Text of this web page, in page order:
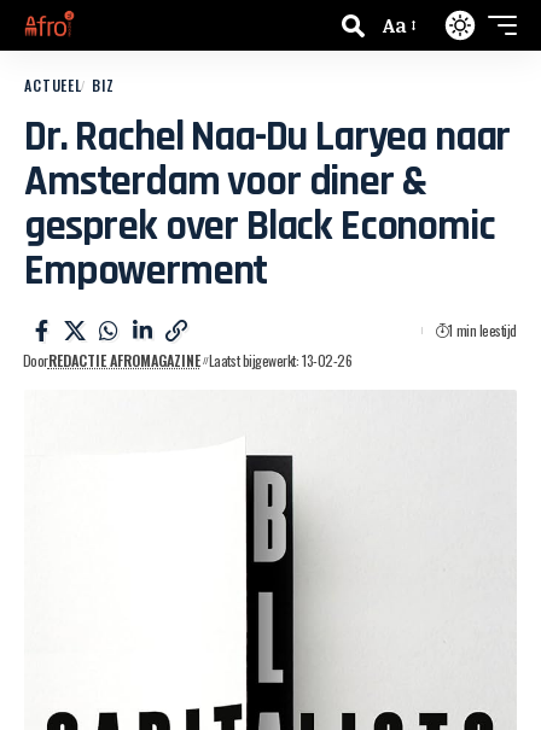
Aa
ACTUEEL BIZ
Dr. Rachel Naa-Du Laryea naar
Amsterdam voor diner &
gesprek over Black Economic
Empowerment
DoorREDACTIE AFROMAGAZINE Laatst bijgewerkt: 13-02-26
1 min leestijd